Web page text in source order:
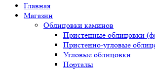
Главная
Магазин
Облицовки каминов
Пристенные облицовки
Пристенно-угловые
Угловые облицовки
Порталы